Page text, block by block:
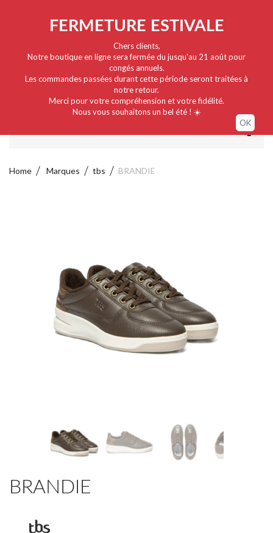
FERMETURE ESTIVALE
Chers clients,
Notre boutique en ligne sera fermée du jusqu'au 21 août pour
congés annuels.
Les commandes passées durant cette période seront traitées à
notre retour.
Merci pour votre compréhension et votre fidélité.
Nous vous souhaitons un bel été ! ☀️
OK
Home Marques tbs BRANDIE
BRANDIE